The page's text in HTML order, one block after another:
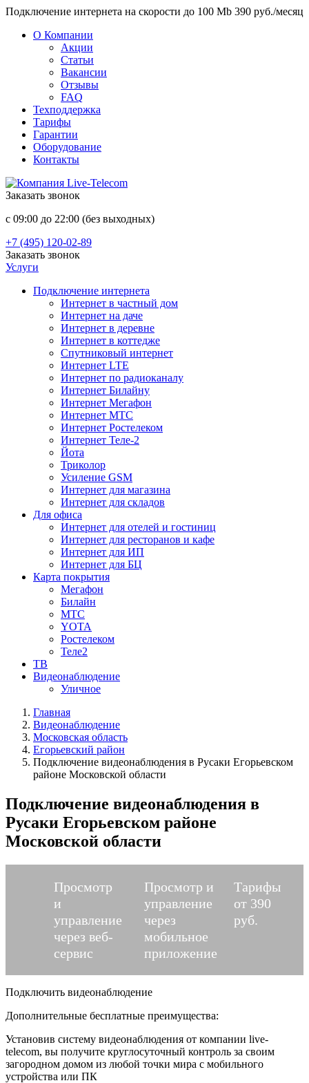
Подключение интернета на скорости до 100 Mb 390 руб./месяц
О Компании
Акции
Статьи
Вакансии
Отзывы
FAQ
Техподдержка
Тарифы
Гарантии
Оборудование
Контакты
Заказать звонок
с 09:00 до 22:00 (без выходных)
+7 (495) 120-02-89
Заказать звонок
Услуги
Подключение интернета
Интернет в частный дом
Интернет на даче
Интернет в деревне
Интернет в коттедже
Спутниковый интернет
Интернет LTE
Интернет по радиоканалу
Интернет Билайну
Интернет Мегафон
Интернет МТС
Интернет Ростелеком
Интернет Теле-2
Йота
Триколор
Усиление GSM
Интернет для магазина
Интернет для складов
Для офиса
Интернет для отелей и гостиниц
Интернет для ресторанов и кафе
Интернет для ИП
Интернет для БЦ
Карта покрытия
Мегафон
Билайн
МТС
YOTA
Ростелеком
Теле2
ТВ
Видеонаблюдение
Уличное
Главная
Видеонаблюдение
Московская область
Егорьевский район
Подключение видеонаблюдения в Русаки Егорьевском
районе Московской области
Подключение видеонаблюдения в
Русаки Егорьевском районе
Московской области
Просмотр
и
управление
через веб-
сервис
Просмотр и
управление
через
мобильное
приложение
Тарифы
от 390
руб.
Подключить видеонаблюдение
Дополнительные бесплатные преимущества:
Установив систему видеонаблюдения от компании live-
telecom, вы получите круглосуточный контроль за своим
загородном домом из любой точки мира с мобильного
устройства или ПК